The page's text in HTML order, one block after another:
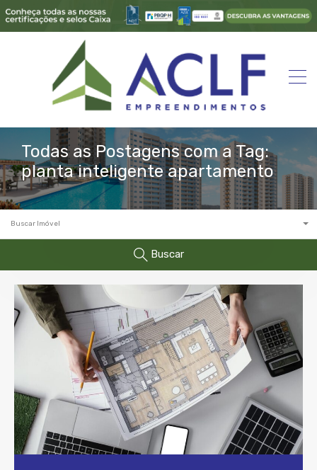
Todas as Postagens com a Tag:
planta inteligente apartamento
Buscar Imóvel
Buscar